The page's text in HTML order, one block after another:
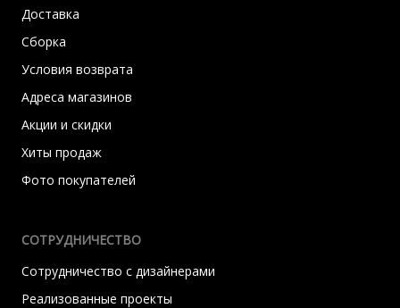
Доставка
Сборка
Условия возврата
Адреса магазинов
Акции и скидки
Хиты продаж
Фото покупателей
СОТРУДНИЧЕСТВО
Сотрудничество с дизайнерами
Реализованные проекты